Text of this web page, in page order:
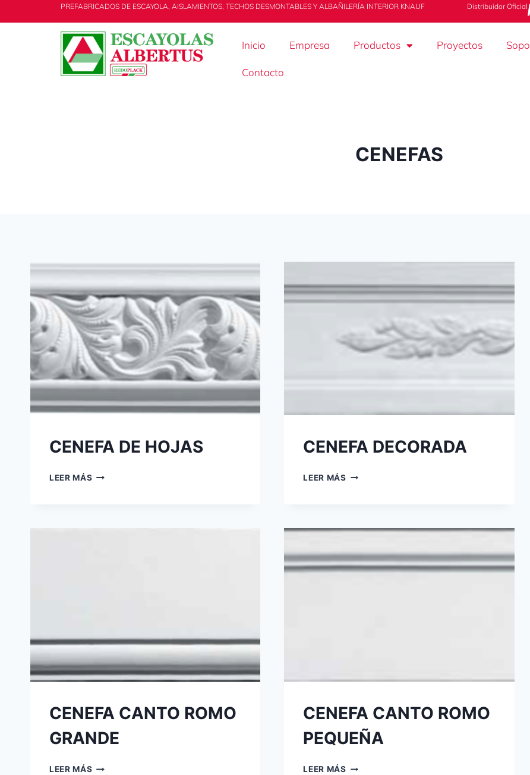
PREFABRICADOS DE ESCAYOLA, AISLAMIENTOS, TECHOS DESMONTABLES Y ALBAÑILERÍA INTERIOR KNAUF Distribuidor Oficial
Inicio Empresa Productos Proyectos
Contacto
CENEFAS
CENEFA DE HOJAS
LEER MÁS
CENEFA DECORADA
LEER MÁS
CENEFA CANTO ROMO
GRANDE
LEER MÁS
CENEFA CANTO ROMO
PEQUEÑA
LEER MÁS